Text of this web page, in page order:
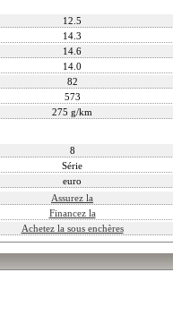
12.5
14.3
14.6
14.0
82
573
275 g/km
8
Série
euro
Assurez la
Financez la
Achetez la sous enchères